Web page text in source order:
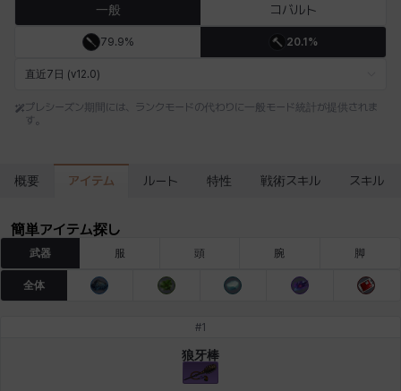
キャッシー クレイヴァー クロエ
ダイリン ダニエル ダルコ ティア テオドール
ナディン
一般 コバルト
79.9% 20.1%
直近7日 (v12.0)
プレシーズン期間には、ランクモードの代わりに一般モード統計が提供されま
す。
概要 アイテム ルート 特性 戦術スキル スキル
簡単アイテム探し
武器 服 頭 腕 脚
全体
#1
狼牙棒